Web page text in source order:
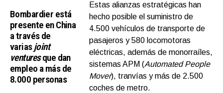
Bombardier está
presente en China
a través de
variasjoint
venturesque dan
empleo a más de
8.000 personas
Estas alianzas estratégicas han
hecho posible el suministro de
4.500 vehículos de transporte de
pasajeros y 580 locomotoras
eléctricas, además de monorraíles,
sistemas APM (Automated People
Mover), tranvías y más de 2.500
coches de metro.